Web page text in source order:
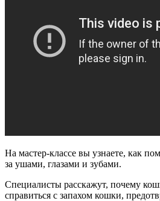
На мастер-классе вы узнаете, как
за ушами, глазами и зубами.
Специалисты расскажут, почему
справиться с запахом кошки,